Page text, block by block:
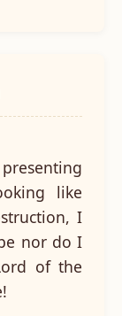
like
I
nor do I
of the